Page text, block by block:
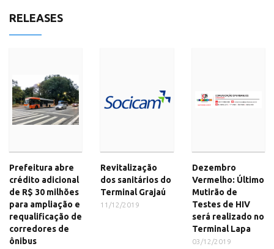
RELEASES
Prefeitura abre
crédito adicional
de R$ 30 milhões
para ampliação e
requalificação de
corredores de
ônibus
Revitalização
dos sanitários do
Terminal Grajaú
11/12/2019
Dezembro
Vermelho: Último
Mutirão de
Testes de HIV
será realizado no
Terminal Lapa
03/12/2019